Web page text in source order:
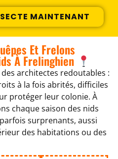
MAINTENANT
Et Frelons
À Frelinghien
architectes redoutables :
à la fois abrités, difficiles
protéger leur colonie. À
chaque saison des nids
surprenants, aussi
des habitations ou des